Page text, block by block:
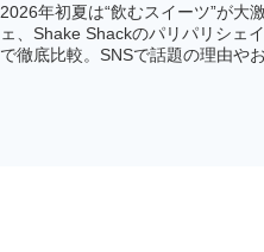
2026年初夏は“飲むスイーツ”が大
ェ、Shake Shackのパリパリシェ
で徹底比較。SNSで話題の理由や